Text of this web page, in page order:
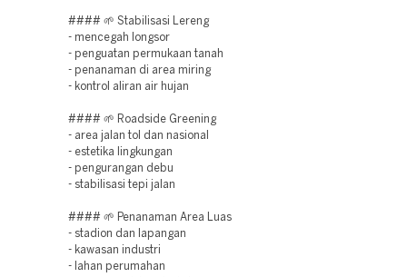
#### 🌱 Stabilisasi Lereng
- mencegah longsor
- penguatan permukaan tanah
- penanaman di area miring
- kontrol aliran air hujan
#### 🌱 Roadside Greening
- area jalan tol dan nasional
- estetika lingkungan
- pengurangan debu
- stabilisasi tepi jalan
#### 🌱 Penanaman Area Luas
- stadion dan lapangan
- kawasan industri
- lahan perumahan